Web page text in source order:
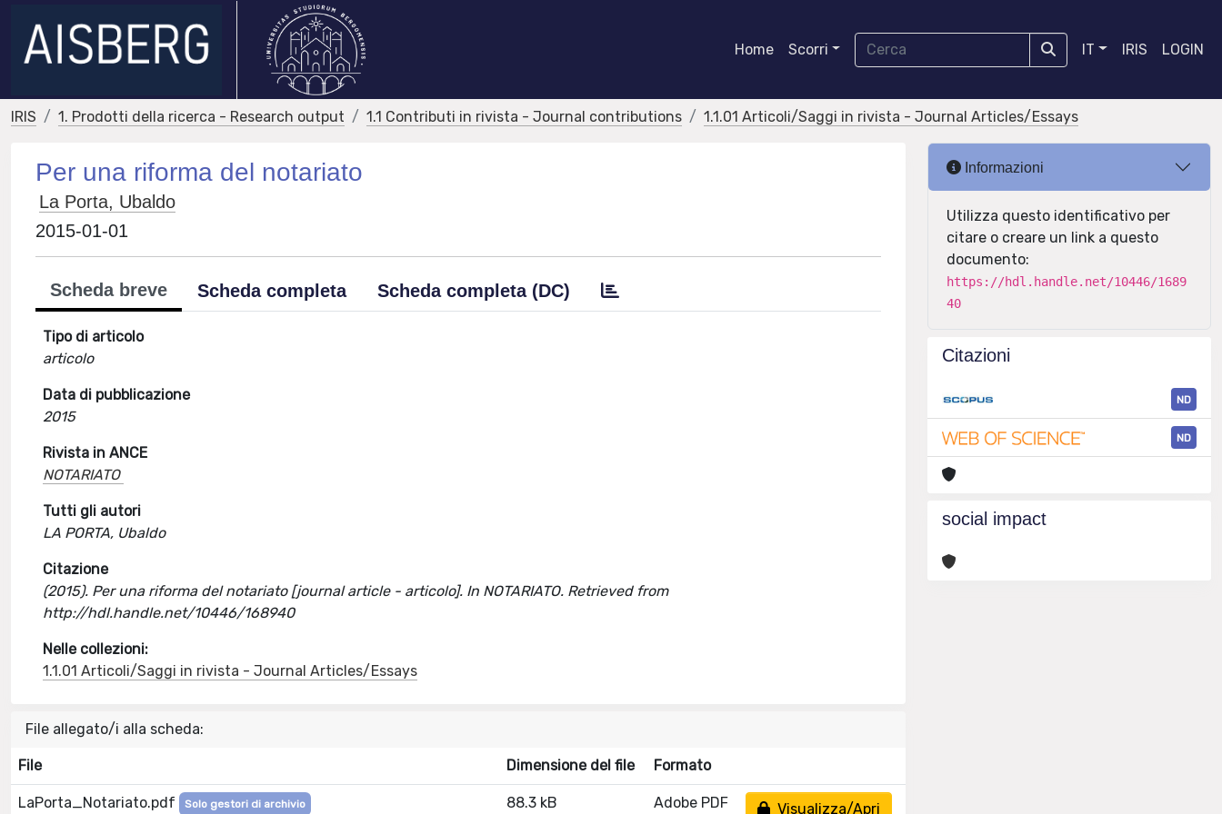
Home Scorri IT IRIS LOGIN
IRIS 1. Prodotti della ricerca - Research output 1.1 Contributi in rivista - Journal contributions 1.1.01 Articoli/Saggi in rivista - Journal Articles/Essays
Per una riforma del notariato
La Porta, Ubaldo
2015-01-01
Scheda breve Scheda completa Scheda completa (DC)
Tipo di articolo
articolo
Data di pubblicazione
2015
Rivista in ANCE
NOTARIATO
Tutti gli autori
LA PORTA, Ubaldo
Citazione
(2015). Per una riforma del notariato [journal article - articolo]. In NOTARIATO. Retrieved from
http://hdl.handle.net/10446/168940
Nelle collezioni:
1.1.01 Articoli/Saggi in rivista - Journal Articles/Essays
File allegato/i alla scheda:
File Dimensione del file Formato
LaPorta_Notariato.pdf Solo gestori di archivio 88.3 kB Adobe PDF Visualizza/Apri
Informazioni
Utilizza questo identificativo per
citare o creare un link a questo
documento:
https://hdl.handle.net/10446/1689
40
Citazioni
ND
ND
social impact